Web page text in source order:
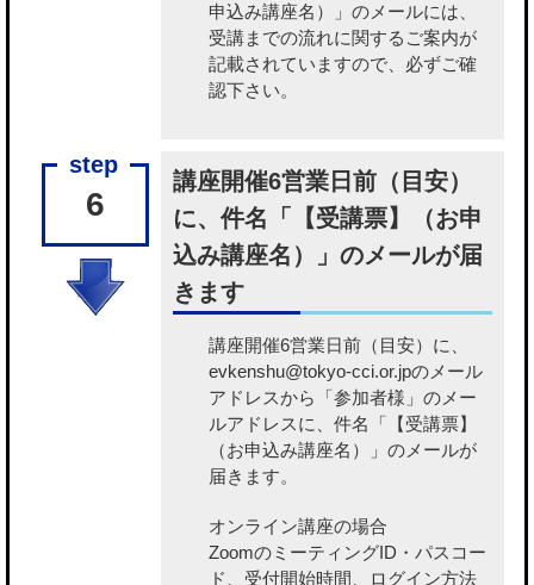
申込み講座名）」のメールには、
受講までの流れに関するご案内が
記載されていますので、必ずご確
認下さい。
6
講座開催6営業日前（目安）
に、件名「【受講票】（お申
込み講座名）」のメールが届
きます
講座開催6営業日前（目安）に、
evkenshu@tokyo-cci.or.jpのメール
アドレスから「参加者様」のメー
ルアドレスに、件名「【受講票】
（お申込み講座名）」のメールが
届きます。
オンライン講座の場合
ZoomのミーティングID・パスコー
ド、受付開始時間、ログイン方法